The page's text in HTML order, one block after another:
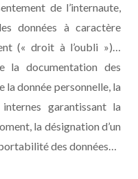
de l’internaute,
données à caractère
(« droit à l’oubli »)…
la documentation des
donnée personnelle, la
garantissant la
la désignation d’un
des données…